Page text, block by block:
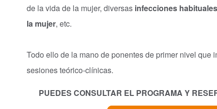
de la vida de la mujer, diversas infecciones
la mujer, etc.
Todo ello de la mano de ponentes de primer nivel que
sesiones teórico-clínicas.
PUEDES CONSULTAR EL PROGRAMA Y